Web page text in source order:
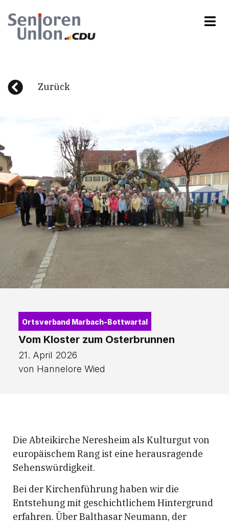
Zurück
Ortsverband Marbach-Bottwartal
Vom Kloster zum Osterbrunnen
21. April 2026
von Hannelore Wied
Die Abteikirche Neresheim als Kulturgut von
europäischem Rang ist eine herausragende
Sehenswürdigkeit.
Bei der Kirchenführung haben wir die
Entstehung mit geschichtlichem Hintergrund
erfahren. Über Balthasar Neumann, der